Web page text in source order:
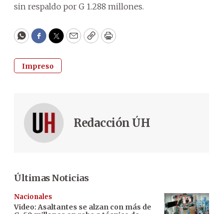
sin respaldo por G 1.288 millones.
WhatsApp
Facebook
Twitter
EmailCopyPrint
Impreso
Redacción ÚH
Últimas Noticias
Nacionales
Video: Asaltantes se alzan con más de